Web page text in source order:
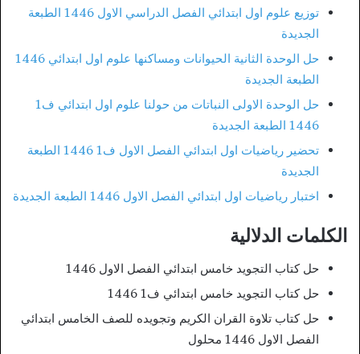
توزيع علوم اول ابتدائي الفصل الدراسي الاول 1446 الطبعة
الجديدة
حل الوحدة الثانية الحيوانات ومساكنها علوم اول ابتدائي 1446
الطبعة الجديدة
حل الوحدة الاولى النباتات من حولنا علوم اول ابتدائي ف1
1446 الطبعة الجديدة
تحضير رياضيات اول ابتدائي الفصل الاول ف1 1446 الطبعة
الجديدة
اختبار رياضيات اول ابتدائي الفصل الاول 1446 الطبعة الجديدة
الكلمات الدلالية
حل كتاب التجويد خامس ابتدائي الفصل الاول 1446
حل كتاب التجويد خامس ابتدائي ف1 1446
حل كتاب تلاوة القران الكريم وتجويده للصف الخامس ابتدائي
الفصل الاول 1446 محلول